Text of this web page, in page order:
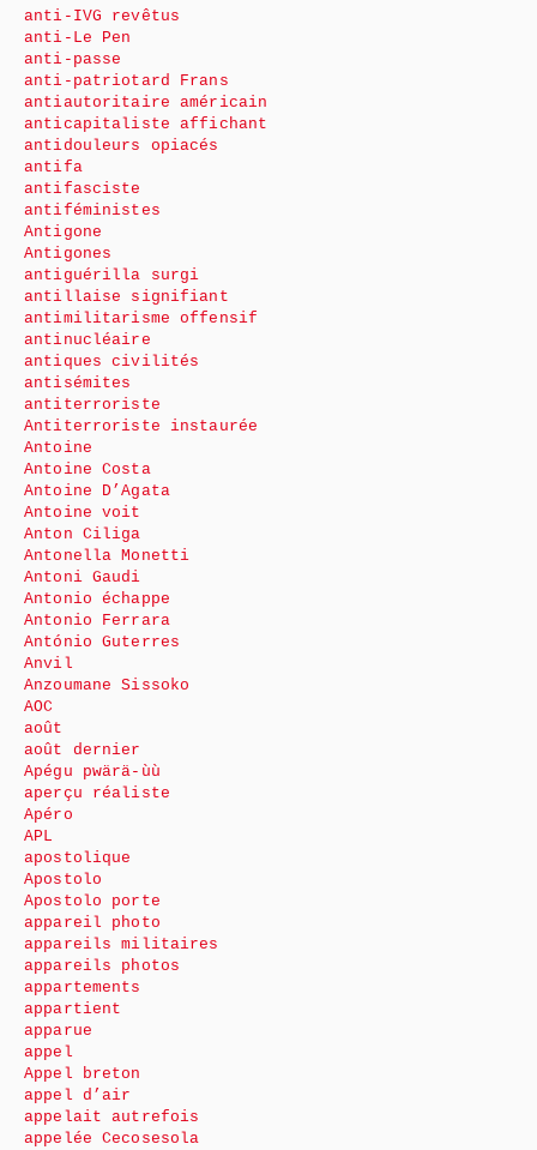
anti-IVG revêtus
anti-Le Pen
anti-passe
anti-patriotard Frans
antiautoritaire américain
anticapitaliste affichant
antidouleurs opiacés
antifa
antifasciste
antiféministes
Antigone
Antigones
antiguérilla surgi
antillaise signifiant
antimilitarisme offensif
antinucléaire
antiques civilités
antisémites
antiterroriste
Antiterroriste instaurée
Antoine
Antoine Costa
Antoine D’Agata
Antoine voit
Anton Ciliga
Antonella Monetti
Antoni Gaudi
Antonio échappe
Antonio Ferrara
António Guterres
Anvil
Anzoumane Sissoko
AOC
août
août dernier
Apégu pwärä-ùù
aperçu réaliste
Apéro
APL
apostolique
Apostolo
Apostolo porte
appareil photo
appareils militaires
appareils photos
appartements
appartient
apparue
appel
Appel breton
appel d’air
appelait autrefois
appelée Cecosesola